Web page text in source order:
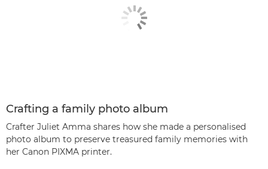
Crafting a family photo album
Crafter Juliet Amma shares how she made a personalised
photo album to preserve treasured family memories with
her Canon PIXMA printer.